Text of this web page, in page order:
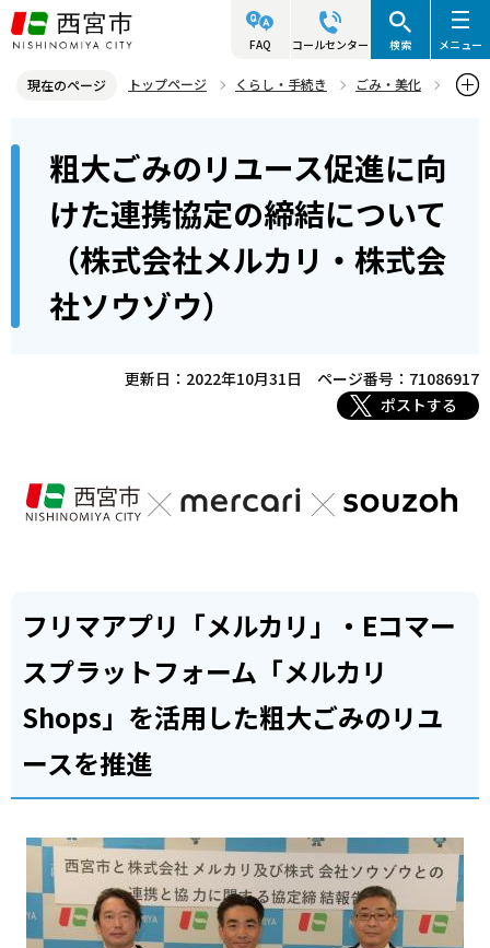
こ
の
ジ
FAQ コールセンター 検索 メニュー
現在のページ トップページ くらし・手続き
ごみ・美化
粗大ごみのリユース促進に向けた連携協定の締結について（株式会社
メルカリ・株式会社ソウゾウ）
粗大ごみのリユース促進に向
けた連携協定の締結について
（株式会社メルカリ・株式会
社ソウゾウ）
更新日：2022年10月31日
ページ番号：71086917
ポストする
フリマアプリ「メルカリ」・Eコマー
スプラットフォーム「メルカリ
Shops」を活用した粗大ごみのリユ
ースを推進